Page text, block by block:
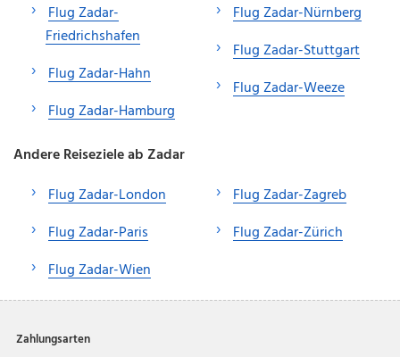
Flug Zadar-
Friedrichshafen
Flug Zadar-Hahn
Flug Zadar-Hamburg
Flug Zadar-Nürnberg
Flug Zadar-Stuttgart
Flug Zadar-Weeze
Andere Reiseziele ab Zadar
Flug Zadar-London
Flug Zadar-Paris
Flug Zadar-Wien
Flug Zadar-Zagreb
Flug Zadar-Zürich